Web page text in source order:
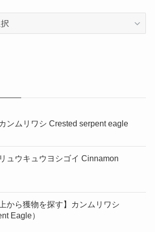
ンムリワシ Crested serpent eagle
ュウキュウヨシゴイ Cinnamon
から獲物を探す】カンムリワシ
Eagle）